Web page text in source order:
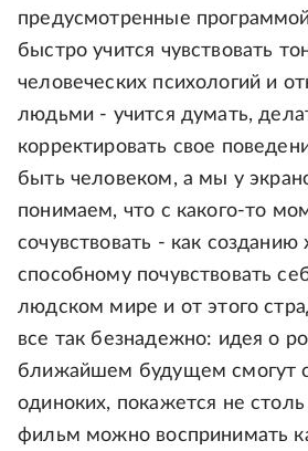
предусмотренные
быстро учится чувствовать
человеческих психологий и
людьми - учится думать,
корректировать свое
быть человеком, а мы у
понимаем, что с какого-то
сочувствовать - как созданию
способному почувствовать
людском мире и от этого
все так безнадежно: идея о
ближайшем будущем смогут
одиноких, покажется не
фильм можно воспринимать